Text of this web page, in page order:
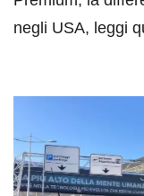
negli USA, leggi